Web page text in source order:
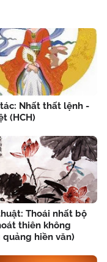
Nhất thất lệnh -
(HCH)
Thoái nhất bộ
thiên không
quảng hiền văn)